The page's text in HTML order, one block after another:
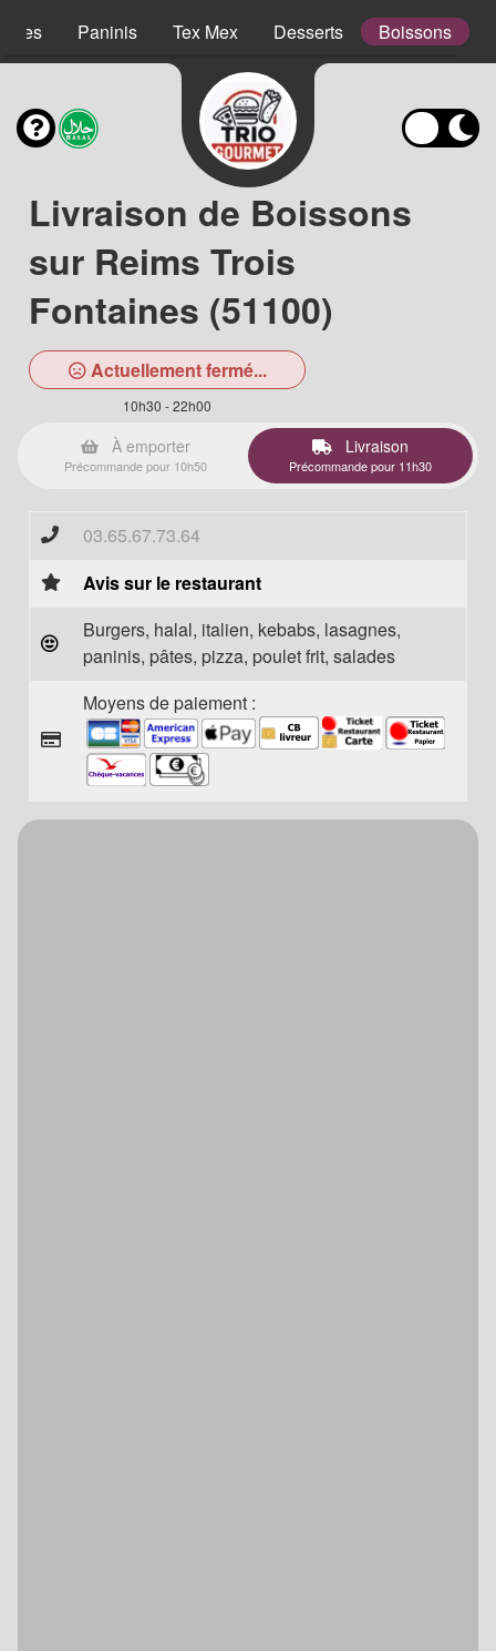
Paninis Tex Mex Desserts Boissons
Livraison de Boissons
sur Reims Trois
Fontaines (51100)
Actuellement fermé...
10h30 - 22h00
À emporter
Précommande pour 10h50
Livraison
Précommande pour 11h30
03.65.67.73.64
Avis sur le restaurant
Burgers, halal, italien, kebabs, lasagnes,
paninis, pâtes, pizza, poulet frit, salades
Moyens de paiement :